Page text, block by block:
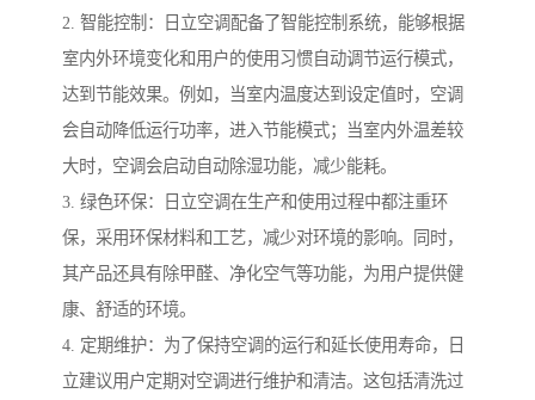
2. 智能控制：日立空调配备了智能控制系统，能够根据
室内外环境变化和用户的使用习惯自动调节运行模式，
达到节能效果。例如，当室内温度达到设定值时，空调
会自动降低运行功率，进入节能模式；当室内外温差较
大时，空调会启动自动除湿功能，减少能耗。
3. 绿色环保：日立空调在生产和使用过程中都注重环
保，采用环保材料和工艺，减少对环境的影响。同时，
其产品还具有除甲醛、净化空气等功能，为用户提供健
康、舒适的环境。
4. 定期维护：为了保持空调的运行和延长使用寿命，日
立建议用户定期对空调进行维护和清洁。这包括清洗过